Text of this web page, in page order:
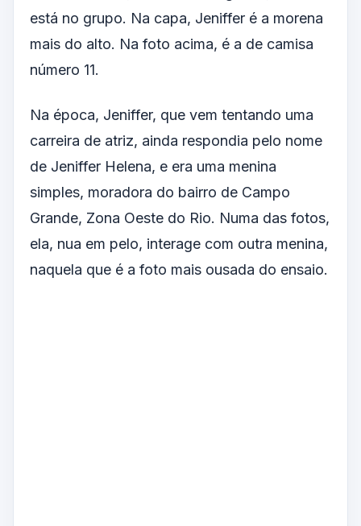
está no grupo. Na capa, Jeniffer é a morena
mais do alto. Na foto acima, é a de camisa
número 11.
Na época, Jeniffer, que vem tentando uma
carreira de atriz, ainda respondia pelo nome
de Jeniffer Helena, e era uma menina
simples, moradora do bairro de Campo
Grande, Zona Oeste do Rio. Numa das fotos,
ela, nua em pelo, interage com outra menina,
naquela que é a foto mais ousada do ensaio.